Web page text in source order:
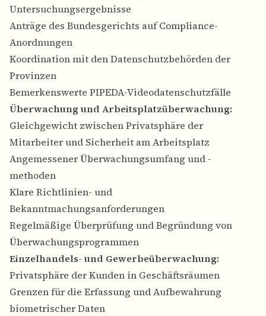
Untersuchungsergebnisse
Anträge des Bundesgerichts auf Compliance-
Anordnungen
Koordination mit den Datenschutzbehörden der
Provinzen
Bemerkenswerte PIPEDA-Videodatenschutzfälle
Überwachung und Arbeitsplatzüberwachung:
Gleichgewicht zwischen Privatsphäre der
Mitarbeiter und Sicherheit am Arbeitsplatz
Angemessener Überwachungsumfang und -
methoden
Klare Richtlinien- und
Bekanntmachungsanforderungen
Regelmäßige Überprüfung und Begründung von
Überwachungsprogrammen
Einzelhandels- und Gewerbeüberwachung:
Privatsphäre der Kunden in Geschäftsräumen
Grenzen für die Erfassung und Aufbewahrung
biometrischer Daten